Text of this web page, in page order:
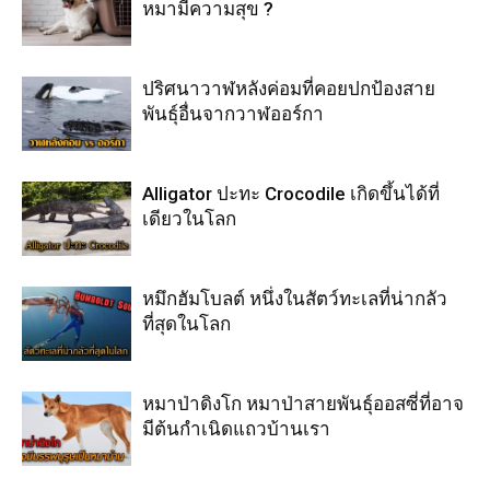
หมามีความสุข ?
ปริศนาวาฬหลังค่อมที่คอยปกป้องสาย
พันธุ์อื่นจากวาฬออร์กา
Alligator ปะทะ Crocodile เกิดขึ้นได้ที่
เดียวในโลก
หมึกฮัมโบลต์ หนึ่งในสัตว์ทะเลที่น่ากลัว
ที่สุดในโลก
หมาป่าดิงโก หมาป่าสายพันธุ์ออสซี่ที่อาจ
มีต้นกำเนิดแถวบ้านเรา